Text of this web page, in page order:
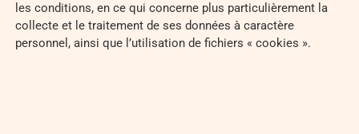
les conditions, en ce qui concerne plus particulièrement la
collecte et le traitement de ses données à caractère
personnel, ainsi que l’utilisation de fichiers « cookies ».